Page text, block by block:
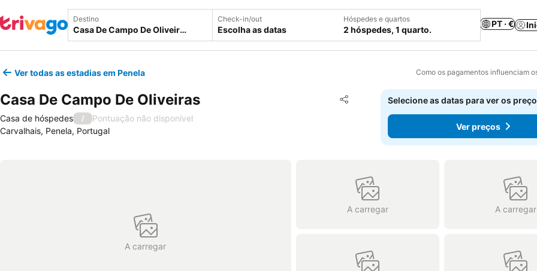
Destino Check-in/out
Escolha as datas
Hóspedes e quartos
2 hóspedes, 1 quarto.
PT · €
Ver todas as estadias em Penela Como os pagamentos influenciam
Casa De Campo De Oliveiras Partilhar
Adicionar aos favoritos
Casa de hóspedes /
Pontuação não disponível
Carvalhais, Penela, Portugal
Selecione as datas para ver os
Ver preços
A carregar
A carregar A carregar